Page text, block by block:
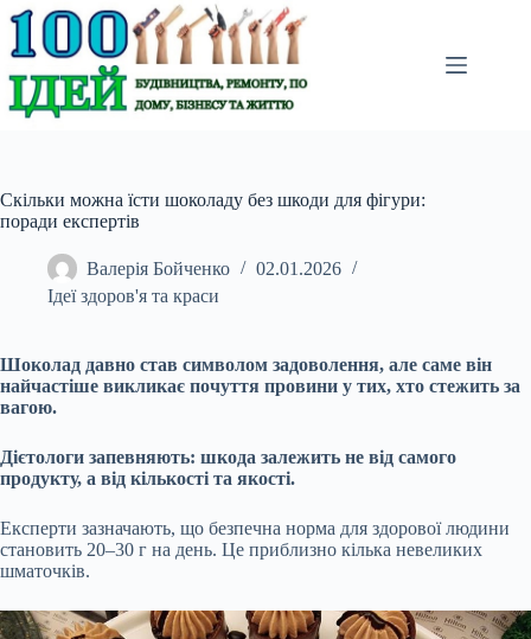
Перейти
до
вмісту
Скільки можна їсти шоколаду без шкоди для фігури:
поради експертів
Валерія Бойченко
02.01.2026
Ідеї здоров'я та краси
Шоколад давно став символом задоволення, але саме він
найчастіше викликає почуття провини у тих, хто стежить за
вагою.
Дієтологи запевняють: шкода залежить не від самого
продукту, а від кількості та якості.
Експерти зазначають, що безпечна норма для здорової людини
становить 20–30 г на день. Це приблизно кілька невеликих
шматочків.